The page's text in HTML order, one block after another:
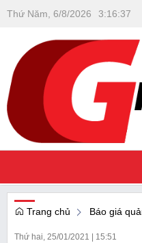
Thứ Năm, 6/8/2026 3:16:39
Trang chủ Báo giá
Thứ hai, 25/01/2021 15:51